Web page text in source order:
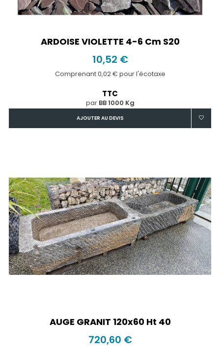
ARDOISE VIOLETTE 4-6 Cm S20
10,52 €
Comprenant 0,02 € pour l'écotaxe
TTC
par BB 1000 Kg
AJOUTER AU DEVIS
AUGE GRANIT 120x60 Ht 40
720,60 €